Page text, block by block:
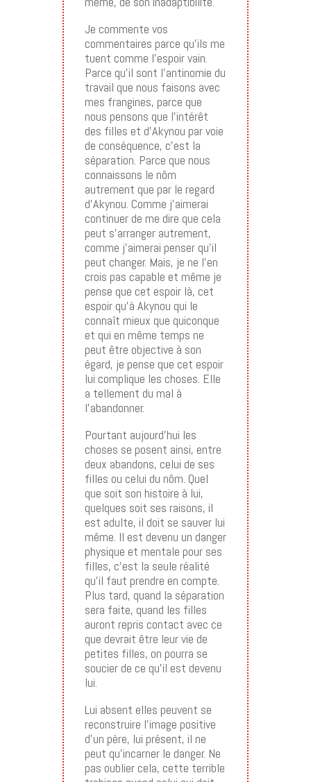
Je commente vos
commentaires parce qu’ils me
tuent comme l’espoir vain.
Parce qu’il sont l’antinomie du
travail que nous faisons avec
mes frangines, parce que
nous pensons que l’intérêt
des filles et d’Akynou par voie
de conséquence, c’est la
séparation. Parce que nous
connaissons le nôm
autrement que par le regard
d’Akynou. Comme j’aimerai
continuer de me dire que cela
peut s’arranger autrement,
comme j’aimerai penser qu’il
peut changer. Mais, je ne l’en
crois pas capable et même je
pense que cet espoir là, cet
espoir qu’à Akynou qui le
connaît mieux que quiconque
et qui en même temps ne
peut être objective à son
égard, je pense que cet espoir
lui complique les choses. Elle
a tellement du mal à
l’abandonner.
Pourtant aujourd’hui les
choses se posent ainsi, entre
deux abandons, celui de ses
filles ou celui du nôm. Quel
que soit son histoire à lui,
quelques soit ses raisons, il
est adulte, il doit se sauver lui
même. Il est devenu un danger
physique et mentale pour ses
filles, c’est la seule réalité
qu’il faut prendre en compte.
Plus tard, quand la séparation
sera faite, quand les filles
auront repris contact avec ce
que devrait être leur vie de
petites filles, on pourra se
soucier de ce qu’il est devenu
lui.
Lui absent elles peuvent se
reconstruire l’image positive
d’un père, lui présent, il ne
peut qu’incarner le danger. Ne
pas oublier cela, cette terrible